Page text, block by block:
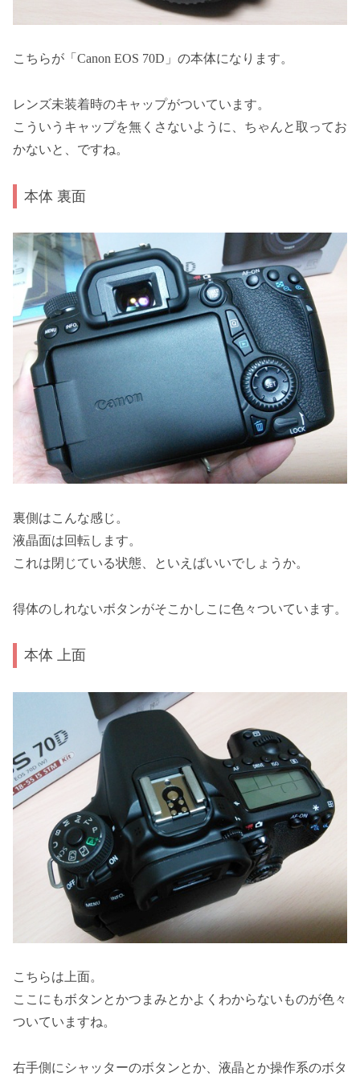
こちらが「Canon EOS 70D」の本体になります。
レンズ未装着時のキャップがついています。
こういうキャップを無くさないように、ちゃんと取ってお
かないと、ですね。
本体 裏面
裏側はこんな感じ。
液晶面は回転します。
これは閉じている状態、といえばいいでしょうか。
得体のしれないボタンがそこかしこに色々ついています。
本体 上面
こちらは上面。
ここにもボタンとかつまみとかよくわからないものが色々
ついていますね。
右手側にシャッターのボタンとか、液晶とか操作系のボタ